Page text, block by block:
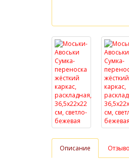
Описание